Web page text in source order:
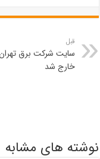
قبل
سایت شرکت برق
خارج شد
نوشته های مشابه